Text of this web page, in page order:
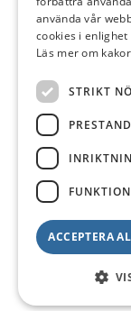
använda vår
cookies i
Läs mer om
STRIKT
ACCEPTERA